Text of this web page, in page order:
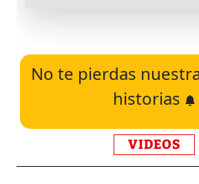
No te pierdas
historias
VIDEOS